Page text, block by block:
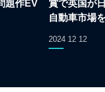
題作EV
賞で英国が
自動車市場
2024 12 12